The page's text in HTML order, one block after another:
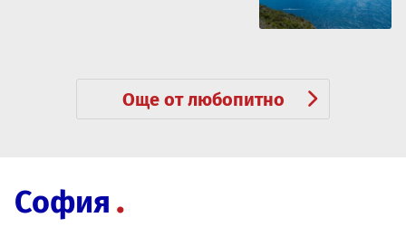
Още от любопитно
София